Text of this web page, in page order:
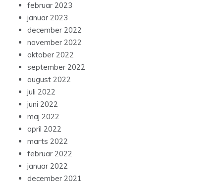
februar 2023
januar 2023
december 2022
november 2022
oktober 2022
september 2022
august 2022
juli 2022
juni 2022
maj 2022
april 2022
marts 2022
februar 2022
januar 2022
december 2021